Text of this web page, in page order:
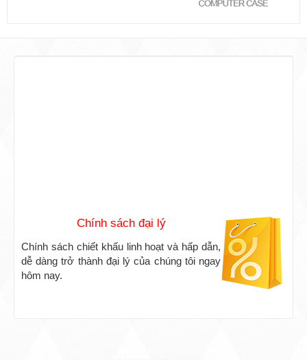
Chính sách đại lý
Chính sách chiết khấu linh hoạt và hấp dẫn,
dễ dàng trở thành đại lý của chúng tôi ngay
hôm nay.